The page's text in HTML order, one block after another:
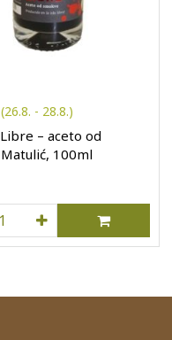
€
na stranici proizvoda
- 28.8.)
– aceto od
100ml
Pašman Libre - aceto od